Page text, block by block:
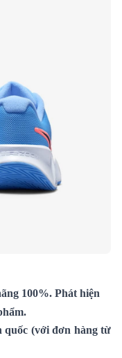
100%. Phát hiện
quốc (với đơn hàng từ